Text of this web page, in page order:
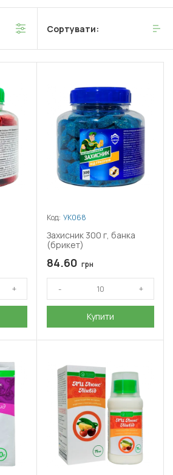
Сортувати:
Код: УК068
Захисник 300 г, банка
(брикет)
84.60 грн
Купити